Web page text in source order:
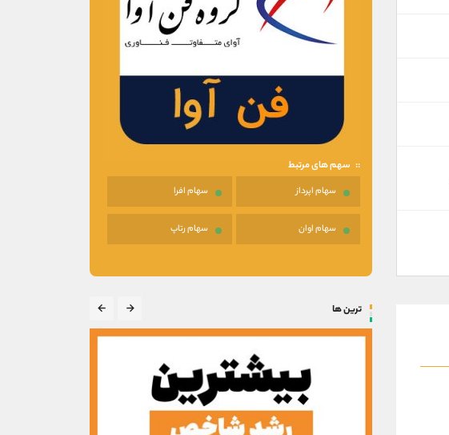
سهم های مرتبط
سهام اپرداز سهام افرا
سهام اوان سهام رتاپ
ترین ها